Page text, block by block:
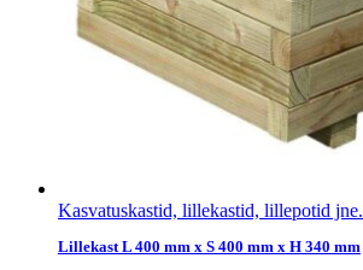
Kasvatuskastid, lillekastid, lillepotid jne.
Lillekast L 400 mm x S 400 mm x H 340 mm